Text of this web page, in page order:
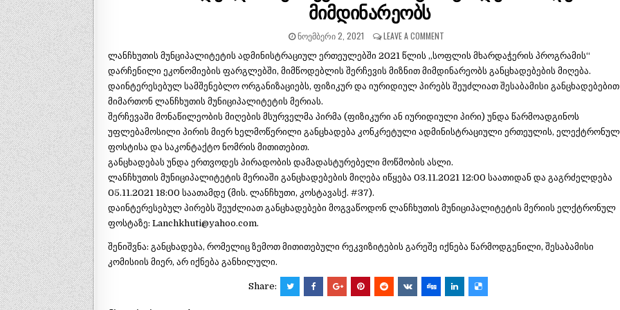
მიმდინარეობს
ᲜᲝᲔᲛᲑᲔᲠᲘ 2, 2021 LEAVE A COMMENT
ლანჩხუთის მუნციპალიტეტის ადმინისტრაციულ ერთეულებში 2021 წლის „სოფლის მხარდაჭერის პროგრამის“
დარჩენილი ეკონომიების ფარგლებში, მიმწოდებლის შერჩევის მიზნით მიმდინარეობს განცხადებების მიღება.
დაინტერესებულ სამშენებლო ორგანიზაციებს, ფიზიკურ და იურიდიულ პირებს შეუძლიათ შესაბამისი განცხადებებით
მიმართონ ლანჩხუთის მუნიციპალიტეტის მერიას.
შერჩევაში მონაწილეობის მიღების მსურველმა პირმა (ფიზიკური ან იურიდიული პირი) უნდა წარმოადგინოს
უფლებამოსილი პირის მიერ ხელმოწერილი განცხადება კონკრეტული ადმინისტრაციული ერთეულის,
ფოსტისა და საკონტაქტო ნომრის მითითებით.
განცხადებას უნდა ერთვოდეს პირადობის დამადასტურებელი მოწმობის ასლი.
ლანჩხუთის მუნიციპალიტეტის მერიაში განცხადებების მიღება იწყება 03.11.2021 12:00 საათიდან და გაგრძელდება
05.11.2021 18:00 საათამდე (მის. ლანჩხუთი, კოსტავასქ. #37).
დაინტერესებულ პირებს შეუძლიათ განცხადებები მოგვაწოდონ ლანჩხუთის მუნიციპალიტეტის მერიის ელქტრონულ
ფოსტაზე: Lanchkhuti@yahoo.com.
შენიშვნა: განცხადება, რომელიც ზემოთ მითითებული რეკვიზიტების გარეშე იქნება წარმოდგენილი, შესაბამისი
კომისიის მიერ, არ იქნება განხილული.
Share: